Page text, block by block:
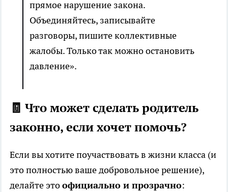
прямое нарушение закона.
Объединяйтесь, записывайте
разговоры, пишите коллективные
жалобы. Только так можно остановить
давление».
🧾 Что может сделать родитель
законно, если хочет помочь?
Если вы хотите поучаствовать в жизни класса (и
это полностью ваше добровольное решение),
делайте этоофициально и прозрачно: